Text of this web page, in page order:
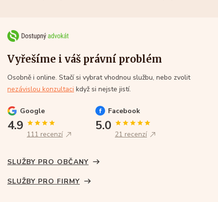
Vyřešíme i váš právní problém
Osobně i online. Stačí si vybrat vhodnou službu, nebo zvolit
nezávislou konzultaci když si nejste jistí.
Google
4.9
111 recenzí
Facebook
5.0
21 recenzí
SLUŽBY PRO OBČANY
SLUŽBY PRO FIRMY